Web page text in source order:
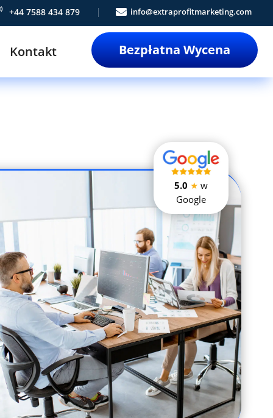
+44 7588 434 879  info@extraprofitmarketing.com
Kontakt Bezpłatna Wycena
5.0 ★ w
Google